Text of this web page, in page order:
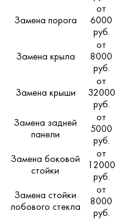
Замена порога
от
6000
руб.
Замена крыла
от
8000
руб.
Замена крыши
от
32000
руб.
Замена задней
панели
от
5000
руб.
Замена боковой
стойки
от
12000
руб.
Замена стойки
лобового стекла
от
8000
руб.